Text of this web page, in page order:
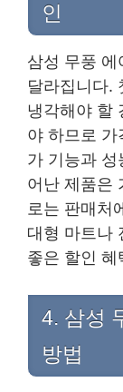
인
삼성 무풍
달라집니다.
냉각해야 할
야 하므로
가 기능과 성
어난 제품은
로는 판매처
대형 마트나
좋은 할인 혜
4. 삼성
방법